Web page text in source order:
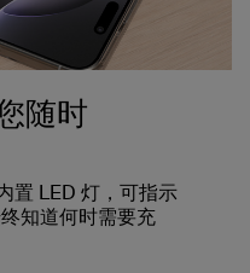
随时
置 LED 灯，可指示
知道何时需要充